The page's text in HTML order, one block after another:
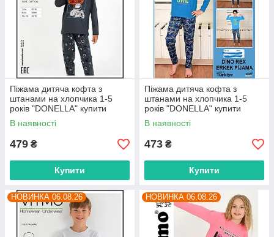
Піжама дитяча кофта з
штанами на хлопчика 1-5
років "DONELLA" купити
гуртом в Одесі на 7 км
В наявності
479 ₴
Купити
Піжама дитяча кофта з
штанами на хлопчика 1-5
років "DONELLA" купити
гуртом в Одесі на 7 км
В наявності
473 ₴
Купити
НОВИНКА 06.08.26 НОВИНКА 06.08.26